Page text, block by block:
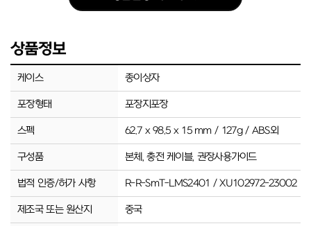
상품정보
케이스 종이상자
포장형태 포장지포장
스펙 62.7 x 98.5 x 15 mm / 127g / ABS외
구성품 본체, 충전 케이블, 권장사용가이드
법적 인증/허가 사항 R-R-SmT-LMS2401 / XU102972-23002
제조국 또는 원산지 중국